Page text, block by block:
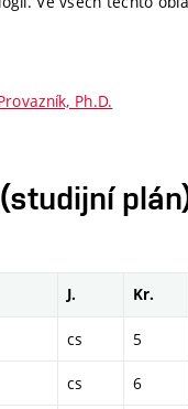
Ph.D.
J. Kr.
cs 5
cs 6